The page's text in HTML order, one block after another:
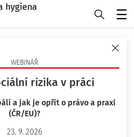
hygiena
WEBINÁŘ
rizika v práci
a jak je opřít o právo a praxi
(ČR/EU)?
23. 9. 2026